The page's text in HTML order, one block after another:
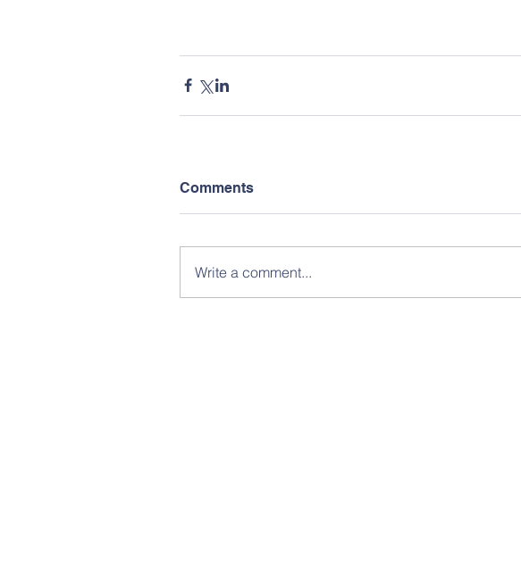
Comments
Write a comment...